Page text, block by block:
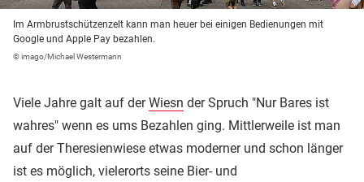
Im Armbrustschützenzelt kann man heuer bei einigen Bedienungen mit
Google und Apple Pay bezahlen.
© imago/Michael Westermann
Viele Jahre galt auf derWiesn der Spruch "Nur Bares ist
wahres" wenn es ums Bezahlen ging. Mittlerweile ist man
auf der Theresienwiese etwas moderner und schon länger
ist es möglich, vielerorts seine Bier- und